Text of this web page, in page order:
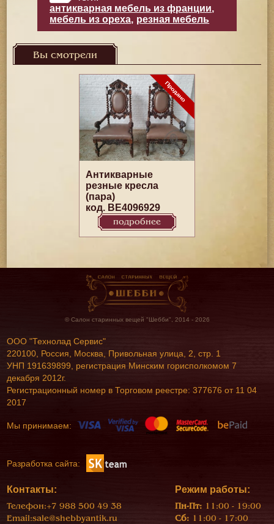
антикварная мебель из франции,
мебель из ореха, резная мебель
Вы смотрели
Антикварные
резные кресла
(пара)
код. BE4096929
подробнее
© Салон старинных вещей "Шебби", 2014 - 2026
ООО "Технолад Сервис"
220100, Россия, Москва, Привольная улица, 2, стр. 1
УНП 191639899, регистрация Минским горисполкомом 7
декабря 2012г.
Регистрационный номер в Торговом реестре: 377676 от 11 04
2017
Мы принимаем:
Разработка сайта:
Контакты:
Телефон:+7 988 500 49 38
Email:sale@shebbyantik.ru
Режим работы:
Пн-Пт: 11:00 - 19:00
Сб: 11:00 - 17:00